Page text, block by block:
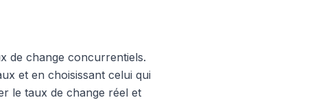
de change concurrentiels.
et en choisissant celui qui
le taux de change réel et